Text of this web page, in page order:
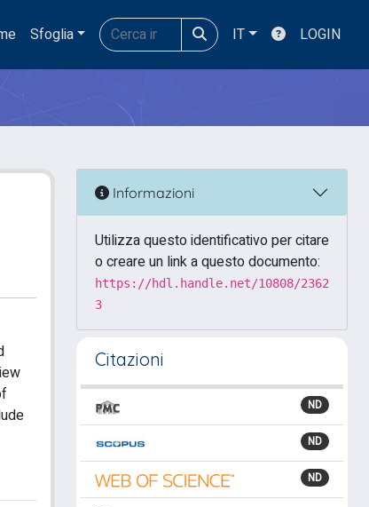
Sfoglia IT LOGIN
Informazioni
Utilizza questo identificativo per citare
o creare un link a questo documento:
https://hdl.handle.net/10808/2362
3
Citazioni
ND
ND
ND